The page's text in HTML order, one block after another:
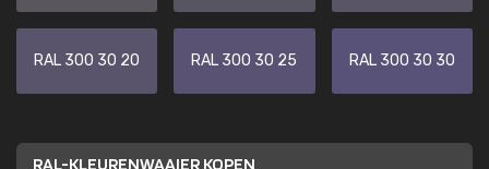
RAL 300 30 20 RAL 300 30 25 RAL 300 30 30
RAL-KLEURENWAAIER KOPEN